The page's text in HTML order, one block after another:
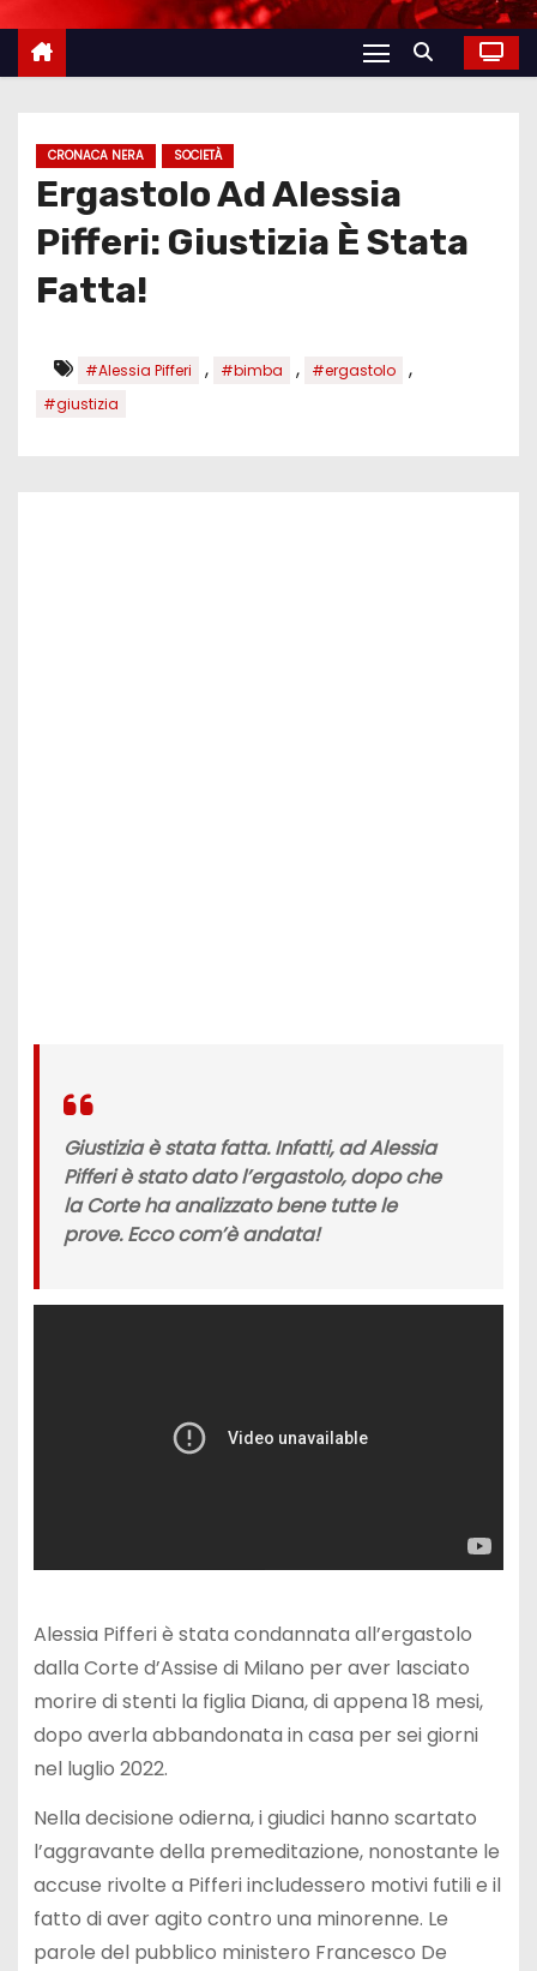
CRONACA NERA SOCIETÀ
Ergastolo Ad Alessia
Pifferi: Giustizia È Stata
Fatta!
#Alessia Pifferi , #bimba , #ergastolo ,
#giustizia
Giustizia è stata fatta. Infatti, ad Alessia
Pifferi è stato dato l’ergastolo, dopo che
la Corte ha analizzato bene tutte le
prove. Ecco com’è andata!
Alessia Pifferi è stata condannata all’ergastolo
dalla Corte d’Assise di Milano per aver lasciato
morire di stenti la figlia Diana, di appena 18 mesi,
dopo averla abbandonata in casa per sei giorni
nel luglio 2022.
Nella decisione odierna, i giudici hanno scartato
l’aggravante della premeditazione, nonostante le
accuse rivolte a Pifferi includessero motivi futili e il
fatto di aver agito contro una minorenne. Le
parole del pubblico ministero Francesco De